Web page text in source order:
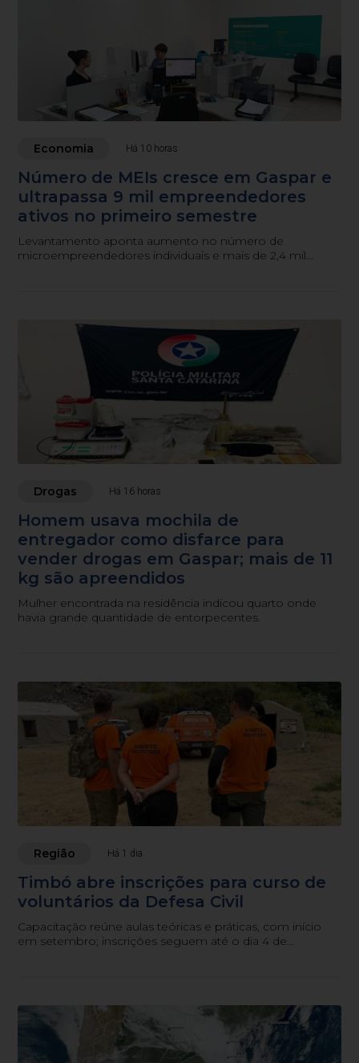
Economia Há 10 horas
Número de MEIs cresce em Gaspar e
ultrapassa 9 mil empreendedores
ativos no primeiro semestre
Levantamento aponta aumento no número de
microempreendedores individuais e mais de 2,4 mil
Drogas Há 16 horas
Homem usava mochila de
entregador como disfarce para
vender drogas em Gaspar; mais de 11
kg são apreendidos
Mulher encontrada na residência indicou quarto onde
havia grande quantidade de entorpecentes.
Região Há 1 dia
Timbó abre inscrições para curso de
voluntários da Defesa Civil
Capacitação reúne aulas teóricas e práticas, com início
em setembro; inscrições seguem até o dia 4 de